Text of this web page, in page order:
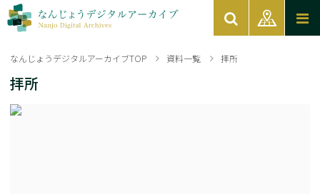
なんじょうデジタルアーカイブTOP 資料一覧 拝所
拝所